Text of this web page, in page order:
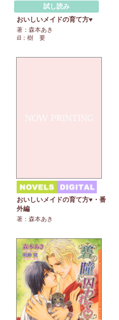
試し読み
おいしいメイドの育て方♥
著：森本あき
ill：樹 要
おいしいメイドの育て方♥・番
外編
著：森本あき